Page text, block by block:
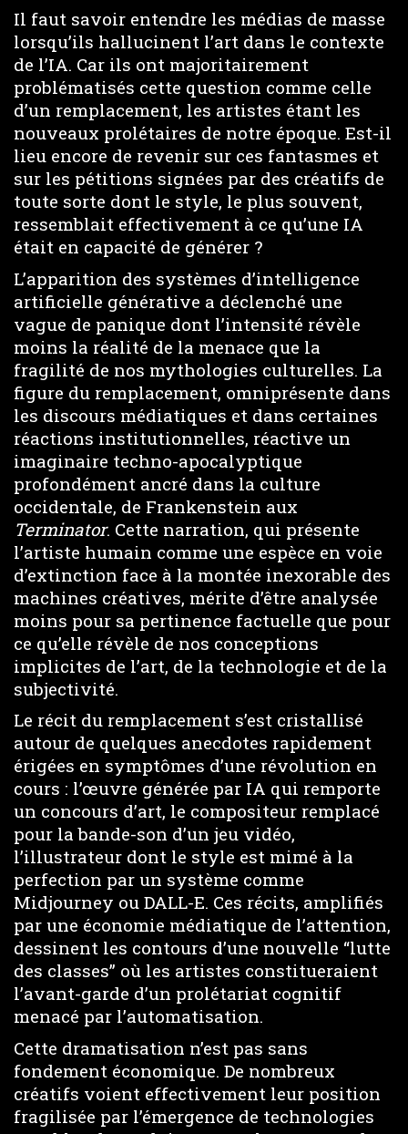
Il faut savoir entendre les médias de masse
lorsqu’ils hallucinent l’art dans le contexte
de l’IA. Car ils ont majoritairement
problématisés cette question comme celle
d’un remplacement, les artistes étant les
nouveaux prolétaires de notre époque. Est-il
lieu encore de revenir sur ces fantasmes et
sur les pétitions signées par des créatifs de
toute sorte dont le style, le plus souvent,
ressemblait effectivement à ce qu’une IA
était en capacité de générer ?
L’apparition des systèmes d’intelligence
artificielle générative a déclenché une
vague de panique dont l’intensité révèle
moins la réalité de la menace que la
fragilité de nos mythologies culturelles. La
figure du remplacement, omniprésente dans
les discours médiatiques et dans certaines
réactions institutionnelles, réactive un
imaginaire techno-apocalyptique
profondément ancré dans la culture
occidentale, de Frankenstein aux
Terminator. Cette narration, qui présente
l’artiste humain comme une espèce en voie
d’extinction face à la montée inexorable des
machines créatives, mérite d’être analysée
moins pour sa pertinence factuelle que pour
ce qu’elle révèle de nos conceptions
implicites de l’art, de la technologie et de la
subjectivité.
Le récit du remplacement s’est cristallisé
autour de quelques anecdotes rapidement
érigées en symptômes d’une révolution en
cours : l’œuvre générée par IA qui remporte
un concours d’art, le compositeur remplacé
pour la bande-son d’un jeu vidéo,
l’illustrateur dont le style est mimé à la
perfection par un système comme
Midjourney ou DALL-E. Ces récits, amplifiés
par une économie médiatique de l’attention,
dessinent les contours d’une nouvelle “lutte
des classes” où les artistes constitueraient
l’avant-garde d’un prolétariat cognitif
menacé par l’automatisation.
Cette dramatisation n’est pas sans
fondement économique. De nombreux
créatifs voient effectivement leur position
fragilisée par l’émergence de technologies